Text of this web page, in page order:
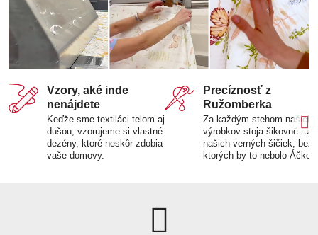
Vzory, aké inde
nenájdete
Keďže sme textiláci telom aj
dušou, vzorujeme si vlastné
dezény, ktoré neskôr zdobia
vaše domovy.
Precíznosť z
Ružomberka
Za každým stehom našich
výrobkov stoja šikovné ruky
našich verných šičiek, bez
ktorých by to nebolo Áčko.